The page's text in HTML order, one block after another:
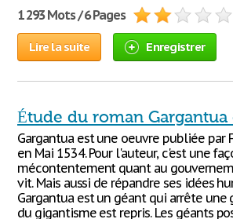
1 293 Mots / 6 Pages
Lire la suite Enregistrer
Étude du roman Gargantua
Gargantua est une oeuvre publiée par
en Mai 1534. Pour l'auteur, c'est une
mécontentement quant au
vit. Mais aussi de répandre ses idées
Gargantua est un géant qui arrête une
du gigantisme est repris. Les géants